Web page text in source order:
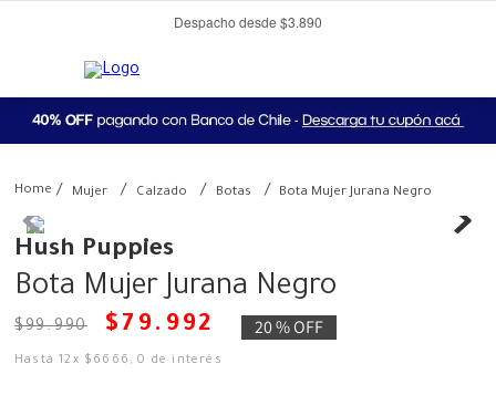
Despacho desde $3.890
Mujer Calzado Botas Bota Mujer Jurana Negro
Hush Puppies
Bota Mujer Jurana Negro
$99.990 $ 79 . 992 20 %OFF
Hasta12 x $ 6666 ,0 de interés